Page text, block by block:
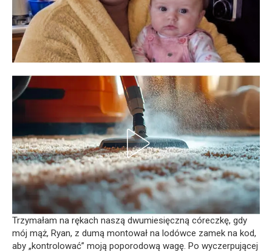
Trzymałam na rękach naszą dwumiesięczną córeczkę, gdy
mój mąż, Ryan, z dumą montował na lodówce zamek na kod,
aby „kontrolować” moją poporodową wagę. Po wyczerpującej